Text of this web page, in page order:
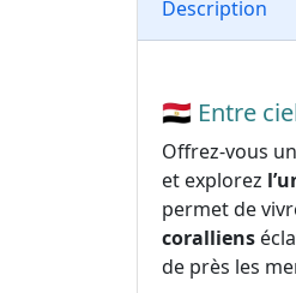
Description
🇪🇬 Entre
Offrez-vous
et explorez
permet de
coralliens
de près les